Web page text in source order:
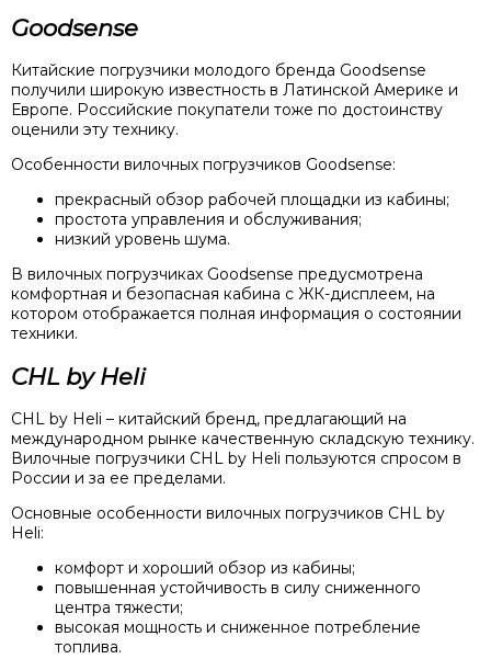
Goodsense
Китайские погрузчики молодого бренда Goodsense
получили широкую известность в Латинской Америке и
Европе. Российские покупатели тоже по достоинству
оценили эту технику.
Особенности вилочных погрузчиков Goodsense:
прекрасный обзор рабочей площадки из кабины;
простота управления и обслуживания;
низкий уровень шума.
В вилочных погрузчиках Goodsense предусмотрена
комфортная и безопасная кабина с ЖК-дисплеем, на
котором отображается полная информация о состоянии
техники.
CHL by Heli
CHL by Heli – китайский бренд, предлагающий на
международном рынке качественную складскую технику.
Вилочные погрузчики CHL by Heli пользуются спросом в
России и за ее пределами.
Основные особенности вилочных погрузчиков CHL by
Heli:
комфорт и хороший обзор из кабины;
повышенная устойчивость в силу сниженного
центра тяжести;
высокая мощность и сниженное потребление
топлива.